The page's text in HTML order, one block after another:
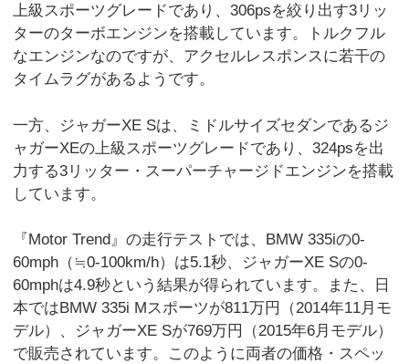
上級スポーツグレードであり、306psを絞り出す3リッ
ターのターボエンジンを搭載しています。トルクフル
なエンジンなのですが、アクセルレスポンスに若干の
タイムラグがあるようです。
一方、ジャガーXE Sは、ミドルサイズセダンであるジ
ャガーXEの上級スポーツグレードであり、324psを出
力する3リッター・スーパーチャージドエンジンを搭載
しています。
『Motor Trend』の走行テストでは、BMW 335iの0-
60mph（≒0-100km/h）は5.1秒、ジャガーXE Sの0-
60mphは4.9秒という結果が得られています。また、日
本ではBMW 335i Mスポーツが811万円（2014年11月モ
デル）、ジャガーXE Sが769万円（2015年6月モデル）
で販売されています。このように両者の価格・スペッ